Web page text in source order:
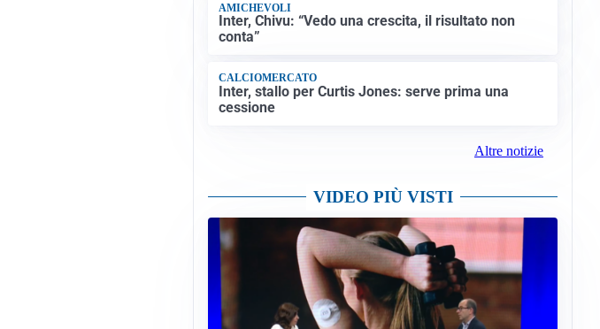
AMICHEVOLI
Inter, Chivu: “Vedo una crescita, il risultato non
conta”
CALCIOMERCATO
Inter, stallo per Curtis Jones: serve prima una
cessione
Altre notizie
VIDEO PIÙ VISTI